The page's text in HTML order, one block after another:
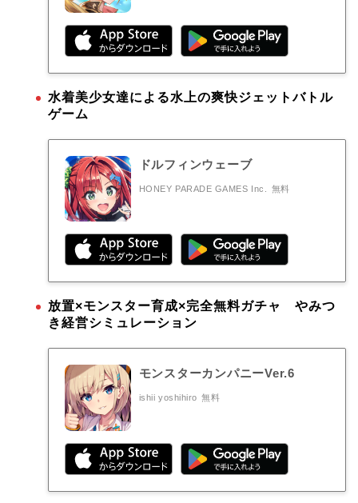
水着美少女達による水上の爽快ジェットバトル
ゲーム
ドルフィンウェーブ
HONEY PARADE GAMES Inc. 無料
放置×モンスター育成×完全無料ガチャ やみつ
き経営シミュレーション
モンスターカンパニーVer.6
ishii yoshihiro 無料